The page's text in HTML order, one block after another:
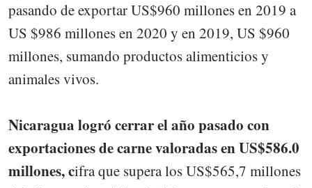
pasando de exportar US$960 millones en 2019 a
US $986 millones en 2020 y en 2019, US $960
millones, sumando productos alimenticios y
animales vivos.
Nicaragua logró cerrar el año pasado con
exportaciones de carne valoradas en US$586.0
millones, cifra que supera los US$565,7 millones